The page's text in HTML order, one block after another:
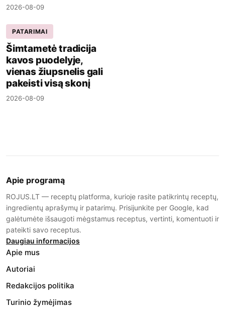
2026-08-09
PATARIMAI
Šimtametė tradicija
kavos puodelyje,
vienas žiupsnelis gali
pakeisti visą skonį
2026-08-09
Apie programą
ROJUS.LT — receptų platforma, kurioje rasite patikrintų receptų,
ingredientų aprašymų ir patarimų. Prisijunkite per Google, kad
galėtumėte išsaugoti mėgstamus receptus, vertinti, komentuoti ir
pateikti savo receptus.
Daugiau informacijos
Apie mus
Autoriai
Redakcijos politika
Turinio žymėjimas